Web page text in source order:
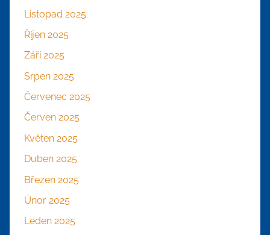
Listopad 2025
Říjen 2025
Září 2025
Srpen 2025
Červenec 2025
Červen 2025
Květen 2025
Duben 2025
Březen 2025
Únor 2025
Leden 2025